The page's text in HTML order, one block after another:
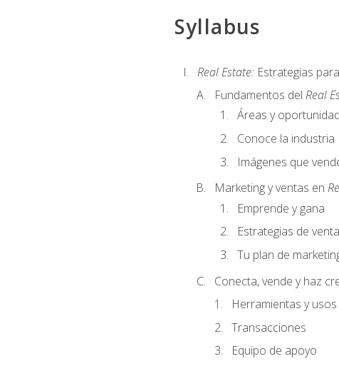
Syllabus
Real Estate: Estrategias
Fundamentos del Real
Áreas y
Conoce la industria
Imágenes que
Marketing y ventas en
Emprende y gana
Estrategias de venta
Tu plan de
Conecta, vende y haz
Herramientas y usos
Transacciones
Equipo de apoyo